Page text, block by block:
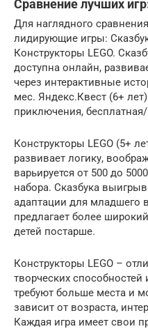
Сравнение лучших
Для наглядного
лидирующие игры:
Конструкторы LEGO.
доступна онлайн,
через интерактивные
мес. Яндекс.Квест (6+
приключения,
Конструкторы LEGO (5+
развивает логику,
варьируется от 500 до
набора. Сказбука
адаптации для младшего
предлагает более
детей постарше.
Конструкторы LEGO –
творческих
требуют больше места и
зависит от возраста,
Каждая игра имеет свои